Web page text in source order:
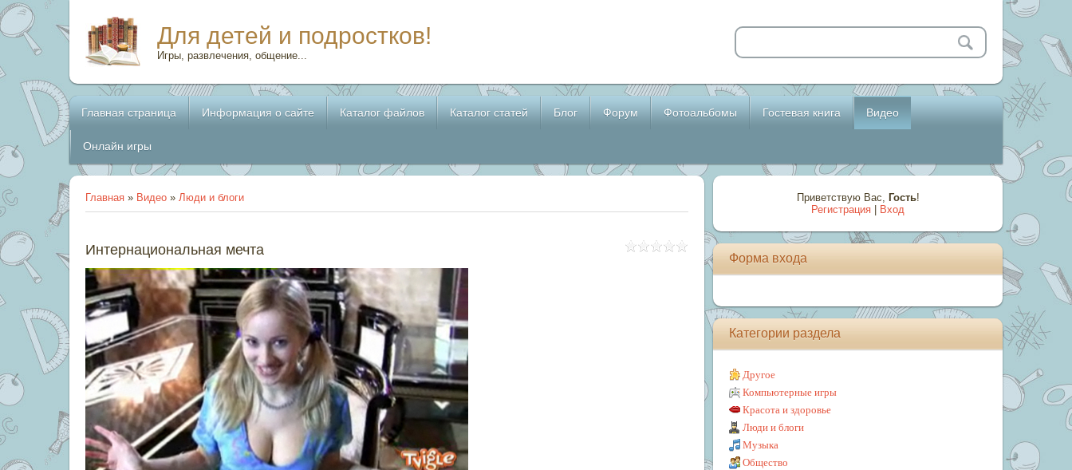
Для детей и подростков!
Игры, развлечения, общение...
Главная страница Информация о сайте Каталог файлов Каталог статей Блог Форум Фотоальбомы Гостевая книга Видео
Онлайн игры
Главная » Видео » Люди и блоги
Интернациональная мечта
Приветствую Вас, Гость!
Регистрация
Вход
Форма входа
Категории раздела
Другое
Компьютерные игры
Красота и здоровье
Люди и блоги
Музыка
Общество